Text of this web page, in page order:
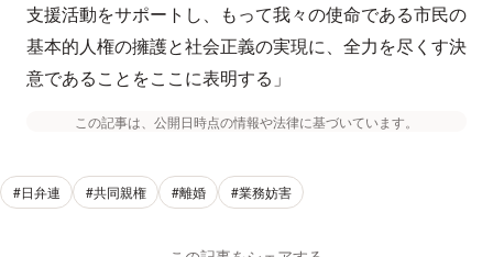
支援活動をサポートし、もって我々の使命である市民の
基本的人権の擁護と社会正義の実現に、全力を尽くす決
意であることをここに表明する」
この記事は、公開日時点の情報や法律に基づいています。
#日弁連 #共同親権 #離婚 #業務妨害